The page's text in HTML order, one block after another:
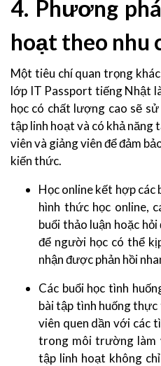
4. Phương
hoạt theo nhu
Một tiêu chí quan trọng
lớp IT Passport tiếng Nhật
học có chất lượng cao sẽ
tập linh hoạt và có khả
viên và giảng viên để đảm
kiến thức.
Học online kết hợp các
hình thức học online,
buổi thảo luận hoặc
để người học có thể
nhận được phản hồi
Các buổi học tình
bài tập tình huống
viên quen dần với các
trong môi trường làm
tập linh hoạt không